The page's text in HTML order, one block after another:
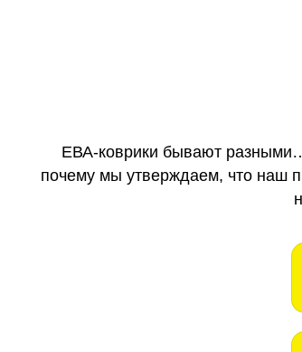
ЕВА-коврики бывают
почему мы утверждаем, что наш